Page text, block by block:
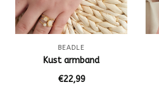
BEADLE
Kust armband
€22,99